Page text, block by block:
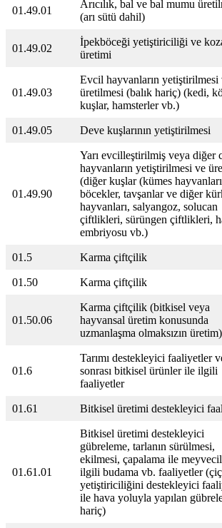
01.49.01
Arıcılık, bal ve bal mumu
(arı sütü dahil)
01.49.02
İpekböceği yetiştiriciliği ve
üretimi
01.49.03
Evcil hayvanların yetiştirilmesi
üretilmesi (balık hariç) (kedi,
kuşlar, hamsterler vb.)
01.49.05 Deve kuşlarının yetiştirilmesi
01.49.90
Yarı evcilleştirilmiş veya diğer
hayvanların yetiştirilmesi ve
(diğer kuşlar (kümes
böcekler, tavşanlar ve diğer
hayvanları, salyangoz, solucan
çiftlikleri, sürüngen çiftlikleri,
embriyosu vb.)
01.5 Karma çiftçilik
01.50 Karma çiftçilik
01.50.06
Karma çiftçilik (bitkisel veya
hayvansal üretim konusunda
uzmanlaşma olmaksızın üretim)
01.6
Tarımı destekleyici faaliyetler
sonrası bitkisel ürünler ile ilgili
faaliyetler
01.61 Bitkisel üretimi destekleyici
01.61.01
Bitkisel üretimi destekleyici
gübreleme, tarlanın sürülmesi,
ekilmesi, çapalama ile
ilgili budama vb. faaliyetler
yetiştiriciliğini destekleyici
ile hava yoluyla yapılan
hariç)